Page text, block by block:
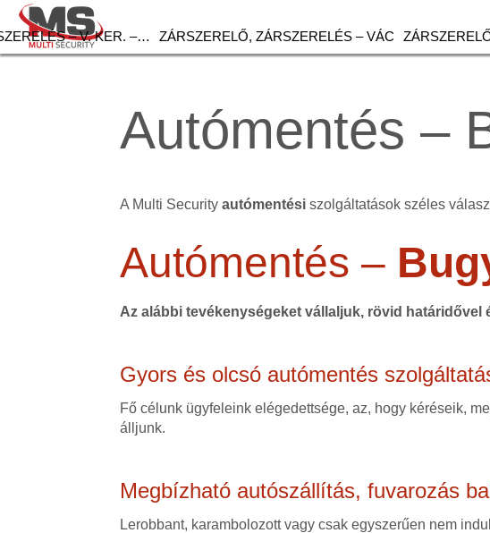
– V. KER. –… ZÁRSZERELŐ, ZÁRSZERELÉS – VÁC
Autómentés –
A Multi Securityautómentési szolgáltatások széles
Autómentés –
Az alábbi tevékenységeket vállaljuk, rövid határidővel
Gyors és olcsó autómentés
Fő célunk ügyfeleink elégedettsége, az, hogy kéréseik,
álljunk.
Megbízható autószállítás, fuvarozás
Lerobbant, karambolozott vagy csak egyszerűen nem